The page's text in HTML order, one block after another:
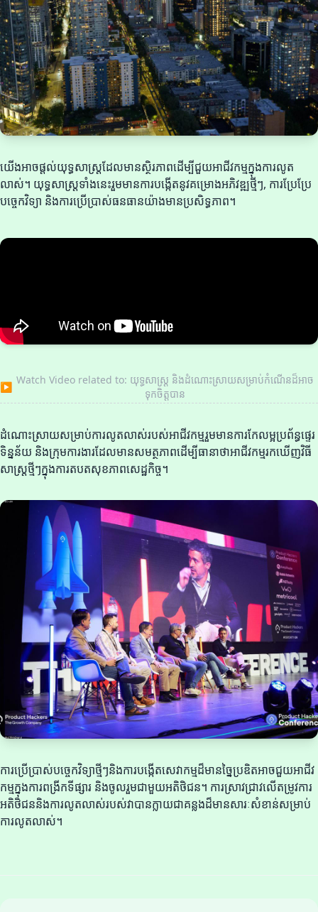
យើងអាចផ្តល់យុទ្ធសាស្ត្រដែលមានស្ថិរភាពដើម្បីជួយអាជីវកម្មក្នុងការលូត
លាស់។ យុទ្ធសាស្ត្រទាំងនេះរួមមានការបង្កើតនូវគម្រោងអភិវឌ្ឍថ្មីៗ, ការប្រែប្រែ
បច្ចេកវិទ្យា និងការប្រើប្រាស់ធនធានយ៉ាងមានប្រសិទ្ធភាព។
▶
Watch Video related to: យុទ្ធសាស្ត្រ និងដំណោះស្រាយសម្រាប់កំណើនដ៏អាច
ទុកចិត្តបាន
ដំណោះស្រាយសម្រាប់ការលូតលាស់របស់អាជីវកម្មរួមមានការកែលម្អប្រព័ន្ធផ្ទេរ
ទិន្នន័យ និងក្រុមការងារដែលមានសមត្ថភាពដើម្បីធានាថាអាជីវកម្មរកឃើញវិធី
សាស្ត្រថ្មីៗក្នុងការតបតសុខភាពសេដ្ឋកិច្ច។
ការប្រើប្រាស់បច្ចេកវិទ្យាថ្មីៗនិងការបង្កើតសេវាកម្មដ៏មានច្នៃប្រឌិតអាចជួយអាជីវ
កម្មក្នុងការពង្រីកទីផ្សារ និងចូលរួមជាមួយអតិថិជន។ ការស្រាវជ្រាវលើតម្រូវការ
អតិថិជននិងការលូតលាស់របស់វាបានក្លាយជាគន្លងដ៏មានសារៈសំខាន់សម្រាប់
ការលូតលាស់។